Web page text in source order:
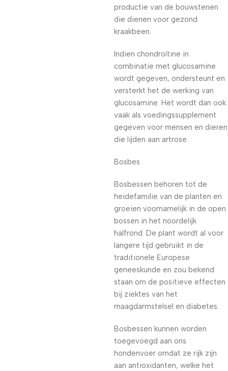
productie van de bouwstenen
die dienen voor gezond
kraakbeen.
Indien chondroïtine in
combinatie met glucosamine
wordt gegeven, ondersteunt en
versterkt het de werking van
glucosamine. Het wordt dan ook
vaak als voedingssupplement
gegeven voor mensen en dieren
die lijden aan artrose.
Bosbes
Bosbessen behoren tot de
heidefamilie van de planten en
groeien voornamelijk in de open
bossen in het noordelijk
halfrond. De plant wordt al voor
langere tijd gebruikt in de
traditionele Europese
geneeskunde en zou bekend
staan om de positieve effecten
bij ziektes van het
maagdarmstelsel en diabetes.
Bosbessen kunnen worden
toegevoegd aan ons
hondenvoer omdat ze rijk zijn
aan antioxidanten, welke het